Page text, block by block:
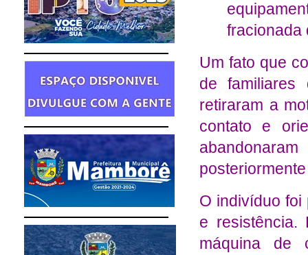
fracionada
Um fato que
de familiares
retiraram a
contato e
O indivíduo foi
e resistência.
máquina de